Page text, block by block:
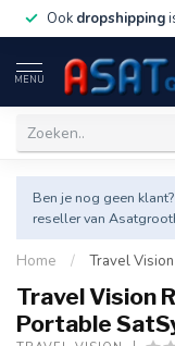
Ook dropshipping
MENU
Ben je nog geen
reseller van
Home / Travel
Travel Vision
Portable